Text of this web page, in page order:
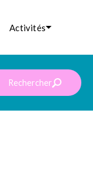
Activités
Rechercher